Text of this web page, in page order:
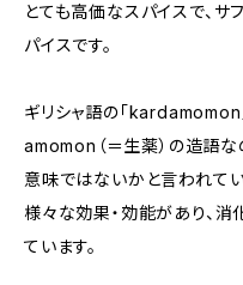
とても高価なスパイスで、サ
パイスです。
ギリシャ語の「kardamomon
amomon（＝生薬）の造語な
意味ではないかと言われて
様々な効果・効能があり、
ています。